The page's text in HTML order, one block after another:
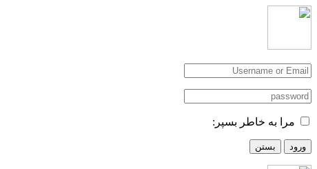
مرا به خاطر بسپر:
ورود بستن